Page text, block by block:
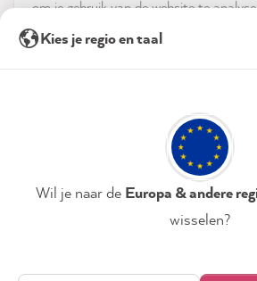
om je gebruik van de website te
advertenties aan te bieden via de
akkoord (op elk moment herroepbaar)
Privacybeleid Colofon
Verified Customer
The color cards are great!
Share
Anja S
Verified Customer
Kies je regio en taal
Wil je naar de Europa & andere
wisselen?